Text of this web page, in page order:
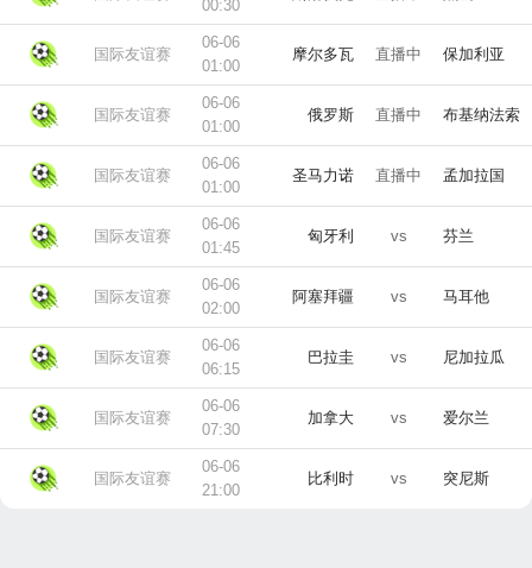
00:30
国际友谊赛
06-06
01:00
摩尔多瓦 直播中 保加利亚
国际友谊赛
06-06
01:00
俄罗斯 直播中 布基纳法索
国际友谊赛
06-06
01:00
圣马力诺 直播中 孟加拉国
国际友谊赛
06-06
01:45
匈牙利 vs 芬兰
国际友谊赛
06-06
02:00
阿塞拜疆 vs 马耳他
国际友谊赛
06-06
06:15
巴拉圭 vs 尼加拉瓜
国际友谊赛
06-06
07:30
加拿大 vs 爱尔兰
国际友谊赛
06-06
21:00
比利时 vs 突尼斯